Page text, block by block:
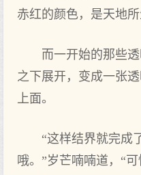
赤红的颜色，是天地
而一开始的那些
之下展开，变成一张
上面。
“这样结界就完
哦。”岁芒喃喃道，“